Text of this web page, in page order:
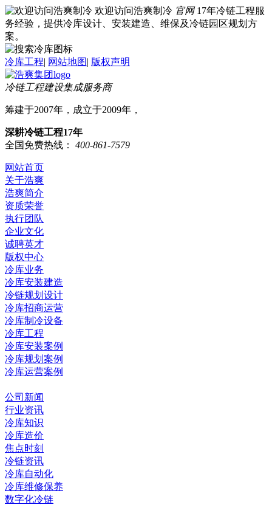
欢迎访问浩爽制冷 官网 17年冷链工程服
务经验，提供冷库设计、安装建造、维保及冷链园区规划方
案。
冷库工程| 网站地图| 版权声明
冷链工程建设集成服务商
筹建于2007年，成立于2009年，
深耕冷链工程17年
全国免费热线：
400-861-7579
网站首页
关于浩爽
浩爽简介
资质荣誉
执行团队
企业文化
诚聘英才
版权中心
冷库业务
冷库安装建造
冷链规划设计
冷库招商运营
冷库制冷设备
冷库工程
冷库安装案例
冷库规划案例
冷库运营案例
公司新闻
行业资讯
冷库知识
冷库造价
焦点时刻
冷链资讯
冷库自动化
冷库维修保养
数字化冷链